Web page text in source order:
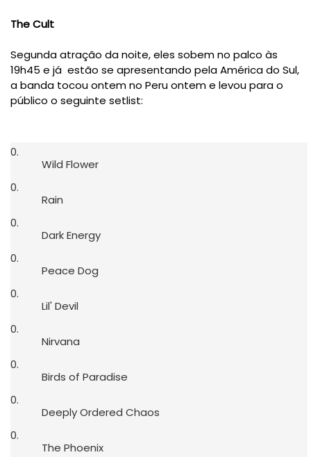
The Cult
Segunda atração da noite, eles sobem no palco às
19h45 e já estão se apresentando pela América do Sul,
a banda tocou ontem no Peru ontem e levou para o
público o seguinte setlist:
Wild Flower
Rain
Dark Energy
Peace Dog
Lil' Devil
Nirvana
Birds of Paradise
Deeply Ordered Chaos
The Phoenix